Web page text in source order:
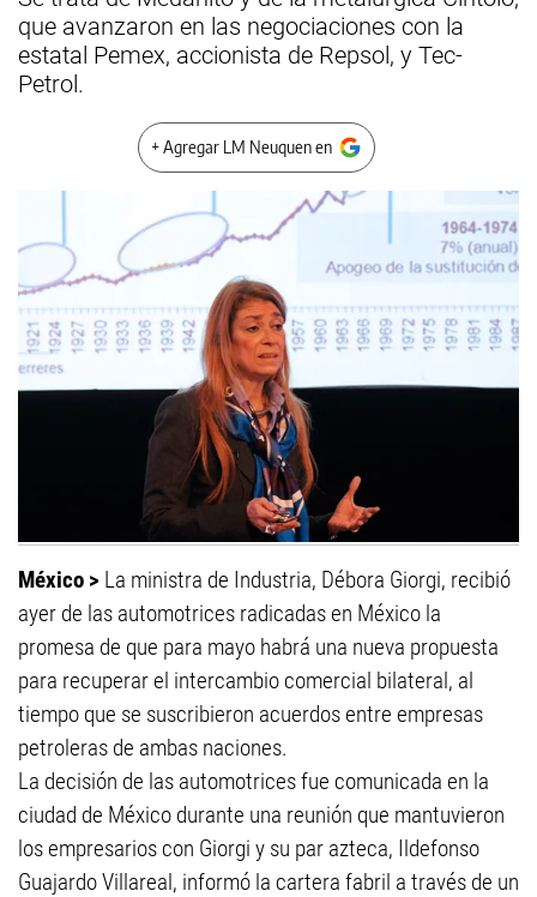
que avanzaron en las negociaciones con la
estatal Pemex, accionista de Repsol, y Tec-
Petrol.
+ Agregar LM Neuquen en
México > La ministra de Industria, Débora Giorgi, recibió
ayer de las automotrices radicadas en México la
promesa de que para mayo habrá una nueva propuesta
para recuperar el intercambio comercial bilateral, al
tiempo que se suscribieron acuerdos entre empresas
petroleras de ambas naciones.
La decisión de las automotrices fue comunicada en la
ciudad de México durante una reunión que mantuvieron
los empresarios con Giorgi y su par azteca, Ildefonso
Guajardo Villareal, informó la cartera fabril a través de un